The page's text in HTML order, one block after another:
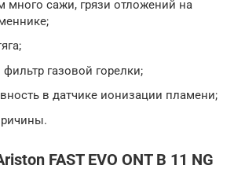
много сажи, грязи отложений на
газовой горелки;
в датчике ионизации пламени;
FAST EVO ONT B 11 NG